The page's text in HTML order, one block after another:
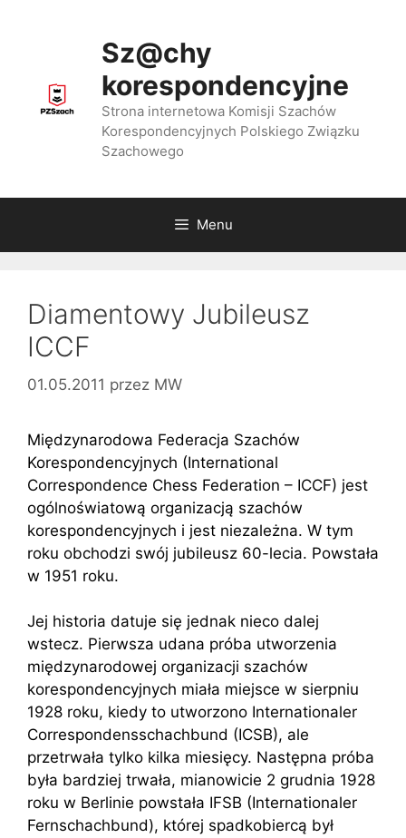
Sz@chy
korespondencyjne
Strona internetowa Komisji Szachów
Korespondencyjnych Polskiego Związku
Szachowego
Menu
Diamentowy Jubileusz
ICCF
01.05.2011 przez MW
Międzynarodowa Federacja Szachów
Korespondencyjnych (International
Correspondence Chess Federation – ICCF) jest
ogólnoświatową organizacją szachów
korespondencyjnych i jest niezależna. W tym
roku obchodzi swój jubileusz 60-lecia. Powstała
w 1951 roku.
Jej historia datuje się jednak nieco dalej
wstecz. Pierwsza udana próba utworzenia
międzynarodowej organizacji szachów
korespondencyjnych miała miejsce w sierpniu
1928 roku, kiedy to utworzono Internationaler
Correspondensschachbund (ICSB), ale
przetrwała tylko kilka miesięcy. Następna próba
była bardziej trwała, mianowicie 2 grudnia 1928
roku w Berlinie powstała IFSB (Internationaler
Fernschachbund), której spadkobiercą był